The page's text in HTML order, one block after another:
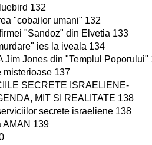
132
"cobailor umani" 132
"Sandoz" din Elvetia 133
ies la iveala 134
Jim Jones din "Templul Poporului"
misterioase 137
SECRETE ISRAELIENE-
MIT SI REALITATE 138
secrete israeliene 138
AMAN 139